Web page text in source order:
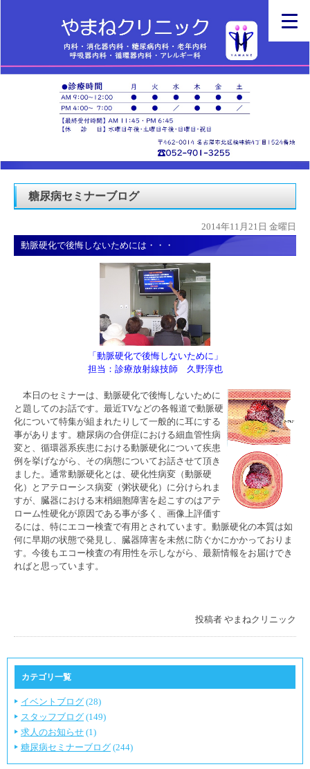
糖尿病セミナーブログ
2014年11月21日 金曜日
動脈硬化で後悔しないためには・・・
「動脈硬化で後悔しないために」
担当：診療放射線技師 久野淳也
本日のセミナーは、動脈硬化で後悔しないために
と題してのお話です。最近TVなどの各報道で動脈硬
化について特集が組まれたりして一般的に耳にする
事があります。糖尿病の合併症における細血管性病
変と、循環器系疾患における動脈硬化について疾患
例を挙げながら、その病態についてお話させて頂き
ました。通常動脈硬化とは、硬化性病変（動脈硬
化）とアテローシス病変（粥状硬化）に分けられま
すが、臓器における末梢細胞障害を起こすのはアテ
ローム性硬化が原因である事が多く、画像上評価す
るには、特にエコー検査で有用とされています。動脈硬化の本質は如
何に早期の状態で発見し、臓器障害を未然に防ぐかにかかっておりま
す。今後もエコー検査の有用性を示しながら、最新情報をお届けでき
ればと思っています。
投稿者 やまねクリニック
カテゴリ一覧
イベントブログ (28)
スタッフブログ (149)
求人のお知らせ (1)
糖尿病セミナーブログ (244)